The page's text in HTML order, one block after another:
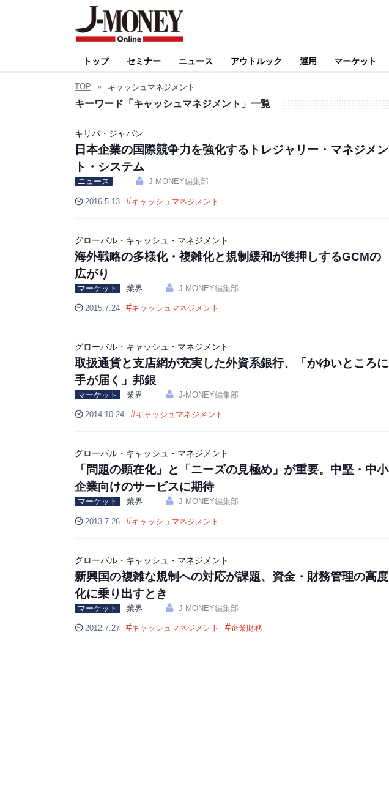
トップ セミナー ニュース アウトルック 運用 マーケット
TOP » キャッシュマネジメント
キーワード「キャッシュマネジメント」一覧
キリバ・ジャパン
日本企業の国際競争力を強化するトレジャリー・マネジメン
ト・システム
ニュース J-MONEY編集部
2016.5.13 #キャッシュマネジメント
グローバル・キャッシュ・マネジメント
海外戦略の多様化・複雑化と規制緩和が後押しするGCMの
広がり
マーケット 業界 J-MONEY編集部
2015.7.24 #キャッシュマネジメント
グローバル・キャッシュ・マネジメント
取扱通貨と支店網が充実した外資系銀行、「かゆいところに
手が届く」邦銀
マーケット 業界 J-MONEY編集部
2014.10.24 #キャッシュマネジメント
グローバル・キャッシュ・マネジメント
「問題の顕在化」と「ニーズの見極め」が重要。中堅・中小
企業向けのサービスに期待
マーケット 業界 J-MONEY編集部
2013.7.26 #キャッシュマネジメント
グローバル・キャッシュ・マネジメント
新興国の複雑な規制への対応が課題、資金・財務管理の高度
化に乗り出すとき
マーケット 業界 J-MONEY編集部
2012.7.27 #キャッシュマネジメント #企業財務